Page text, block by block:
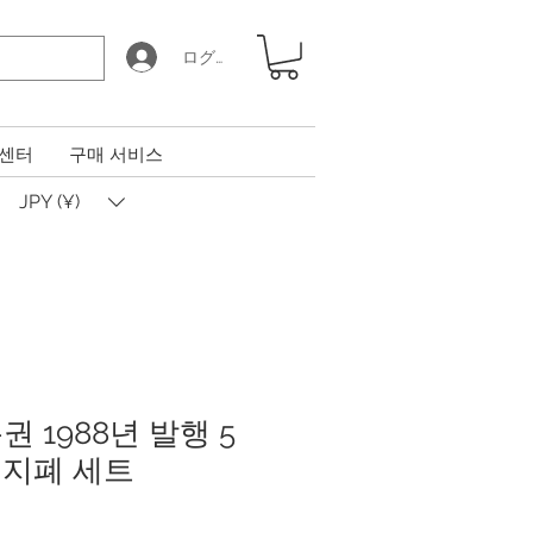
ログイン
터 구매 서비스
JPY (¥)
1988년 발행 5
지폐 세트